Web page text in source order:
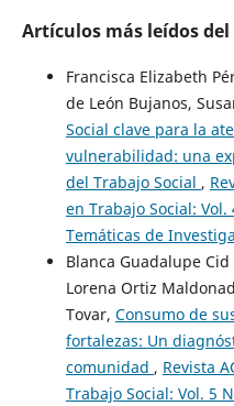
Artículos más leídos
Francisca Elizabeth
de León Bujanos,
Social clave para la
vulnerabilidad: una
del Trabajo Social ,
en Trabajo Social: Vol.
Temáticas de
Blanca Guadalupe
Lorena Ortiz
Tovar, Consumo de
fortalezas: Un
comunidad , Revista
Trabajo Social: Vol. 5